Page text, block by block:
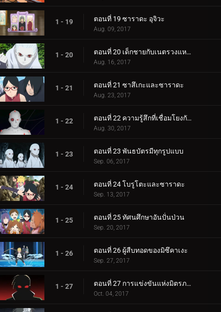
1 - 19 ตอนที่ 19 ซาราดะ อุจิวะ
Aug. 09, 2017
1 - 20 ตอนที่ 20 เด็กชายกับเนตรวงแหวน
Aug. 16, 2017
1 - 21 ตอนที่ 21 ซาสึเกะและซาราดะ
Aug. 23, 2017
1 - 22 ตอนที่ 22 ความรู้สึกที่เชื่อมโยงกัน
Aug. 30, 2017
1 - 23 ตอนที่ 23 พันธบัตรมีทุกรูปแบบ
Sep. 06, 2017
1 - 24 ตอนที่ 24 โบรูโตะและซาราดะ
Sep. 13, 2017
1 - 25 ตอนที่ 25 ทัศนศึกษาอันปั่นป่วน
Sep. 20, 2017
1 - 26 ตอนที่ 26 ผู้สืบทอดของมิซึคาเงะ
Sep. 27, 2017
1 - 27 ตอนที่ 27 การแข่งขันแห่งมิตรภาพของชิโนบิ
Oct. 04, 2017